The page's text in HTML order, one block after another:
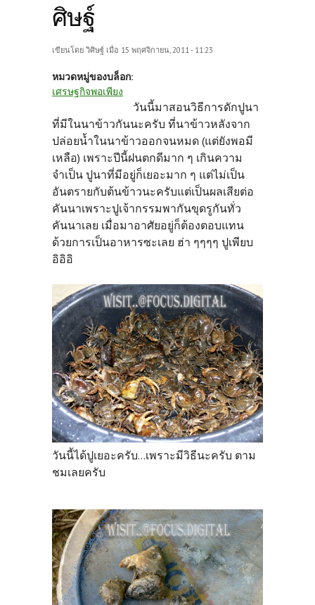
ศิษฐ์
เขียนโดย วิศิษฐ์ เมื่อ 15 พฤศจิกายน, 2011 - 11:23
หมวดหมู่ของบล็อก:
เศรษฐกิจพอเพียง
วันนี้มาสอนวิธีการดักปูนา
ที่มีในนาข้าวกันนะครับ ที่นาข้าวหลังจาก
ปล่อยน้ำในนาข้าวออกจนหมด (แต่ยังพอมี
เหลือ) เพราะปีนี้ฝนตกดีมาก ๆ เกินความ
จำเป็น ปูนาที่มีอยู่ก็เยอะมาก ๆ แต่ไม่เป็น
อันตรายกับต้นข้าวนะครับแต่เป็นผลเสียต่อ
คันนาเพราะปูเจ้ากรรมพากันขุดรูกันทั่ว
คันนาเลย เมื่อมาอาศัยอยู่ก็ต้องตอบแทน
ด้วยการเป็นอาหารซะเลย ฮ่า ๆๆๆๆ ปูเพียบ
อิอิอิ
วันนี้ได้ปูเยอะครับ...เพราะมีวิธีนะครับ ตาม
ชมเลยครับ